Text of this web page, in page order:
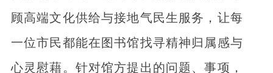
顾高端文化供给与接地气民生服务，让每
一位市民都能在图书馆找寻精神归属感与
心灵慰藉。针对馆方提出的问题、事项，